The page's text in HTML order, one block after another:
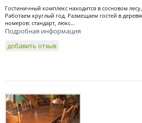
Гостиничный комплекс находится в сосновом
Работаем круглый год. Размещаем гостей в
номеров: стандарт, люкс...
Подробная информация
добавить отзыв